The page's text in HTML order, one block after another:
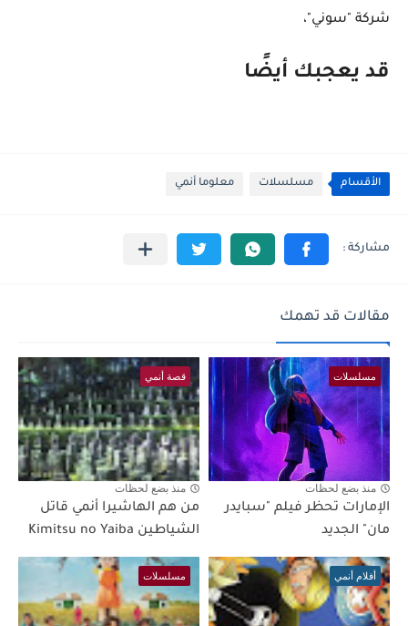
شركة "سوني"،
قد يعجبك أيضًا
الأقسام مسلسلات معلوما أنمي
مقالات قد تهمك
مسلسلات
منذ بضع لحظات
الإمارات تحظر فيلم "سبايدر
مان" الجديد
قصة أنمي
منذ بضع لحظات
من هم الهاشيرا أنمي قاتل
الشياطين Kimitsu no Yaiba
أفلام أنمي مسلسلات